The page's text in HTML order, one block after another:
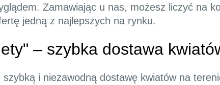
Zamawiając u nas, możesz liczyć na
jedną z najlepszych na rynku.
– szybka dostawa
i niezawodną dostawę kwiatów na